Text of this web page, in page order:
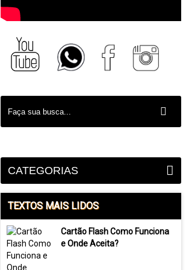
CATEGORIAS
TEXTOS MAIS LIDOS
Cartão Flash Como Funciona
e Onde Aceita?